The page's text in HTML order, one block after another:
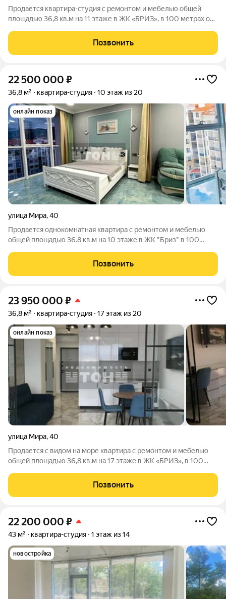
Продается квартира-студия с ремонтом и мебелью общей
площадью 36,8 кв.м на 11 этаже в ЖК «БРИЗ», в 100 метрах от
районе с развитой инфраструктурой и лучшим в городе
расположением. Общая площадь
Позвонить
22 500 000 ₽
36,8 м² квартира-студия 10 этаж из 20
онлайн показ
улица Мира,40
Продается однокомнатная квартира с ремонтом и мебелью
общей площадью 36.8 кв.м на 10 этаже в ЖК "Бриз" в 100
города. Квартира с дизайнерским ремонтом, продуман каждый
уголок пространства, что
Позвонить
23 950 000 ₽
36,8 м² квартира-студия 17 этаж из 20
онлайн показ
улица Мира,40
Продается с видом на море квартира с ремонтом и мебелью
общей площадью 36,8 кв.м на 17 этаже в ЖК «БРИЗ», в 100
пляжей, в районе с развитой инфраструктурой и лучшим в
городе расположением. Общая
Позвонить
22 200 000 ₽
43 м² квартира-студия 1 этаж из 14
новостройка